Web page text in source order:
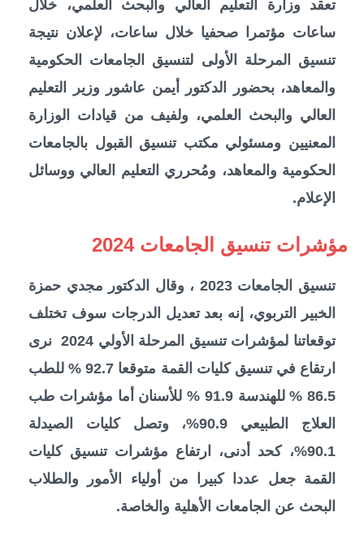
تعقد وزارة التعليم العالي والبحث العلمي، خلال
ساعات مؤتمرا صحفيا خلال ساعات، لإعلان نتيجة
تنسيق المرحلة الأولى لتنسيق الجامعات الحكومية
والمعاهد، بحضور الدكتور أيمن عاشور وزير التعليم
العالي والبحث العلمي، ولفيف من قيادات الوزارة
المعنيين ومسئولي مكتب تنسيق القبول بالجامعات
الحكومية والمعاهد، ومُحرري التعليم العالي ووسائل
الإعلام.
مؤشرات تنسيق الجامعات 2024
تنسيق الجامعات 2023 ، وقال الدكتور مجدي حمزة
الخبير التربوي، إنه بعد تعديل الدرجات سوف تختلف
توقعاتنا لمؤشرات تنسيق المرحلة الأولي 2024 نرى
ارتقاع في تنسيق كليات القمة متوقعا 92.7 % للطب
86.5 % للهندسة 91.9 % للأسنان أما مؤشرات طب
العلاج الطبيعي 90.9%، وتصل كليات الصيدلة
90.1%، كحد أدنى، ارتفاع مؤشرات تنسيق كليات
القمة جعل عددا كبيرا من أولياء الأمور والطلاب
البحث عن الجامعات الأهلية والخاصة.